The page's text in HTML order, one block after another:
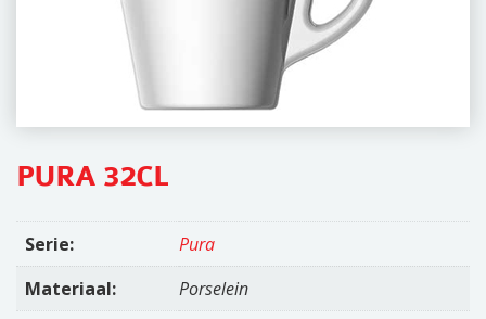
PURA 32CL
Serie:
Pura
Materiaal:
Porselein